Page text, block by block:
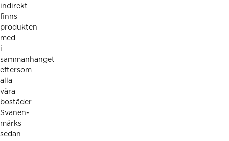
indirekt
finns
produkten
med
i
sammanhanget
eftersom
alla
våra
bostäder
Svanen-
märks
sedan